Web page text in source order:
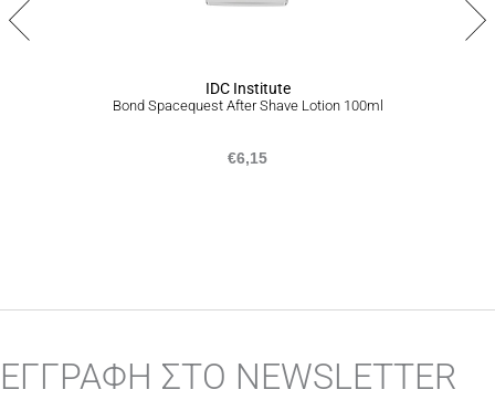
IDC Institute
Bond Spacequest After Shave Lotion 100ml
€6,15
ΕΓΓΡΑΦΗ ΣΤΟ NEWSLETTER